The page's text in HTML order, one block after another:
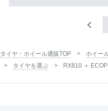
タイヤ・ホイール通販TOP ホイー
タイヤを選ぶ
RX810 ＋